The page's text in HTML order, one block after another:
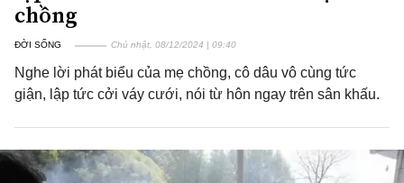
chồng
ĐỜI SỐNG Chủ nhật, 08/12/2024 | 09:40
Nghe lời phát biểu của mẹ chồng, cô dâu vô cùng tức
giận, lập tức cởi váy cưới, nói từ hôn ngay trên sân khấu.